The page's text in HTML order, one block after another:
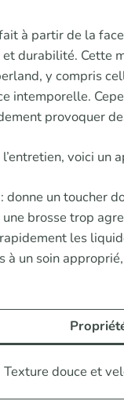
à partir de la
durabilité. Cette
y compris
intemporelle.
provoquer
voici un
donne un toucher
brosse trop
les
à un soin
Texture douce et